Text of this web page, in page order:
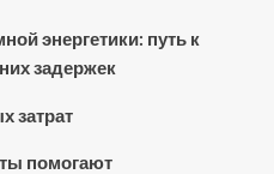
энергетики: путь к
задержек
затрат
помогают